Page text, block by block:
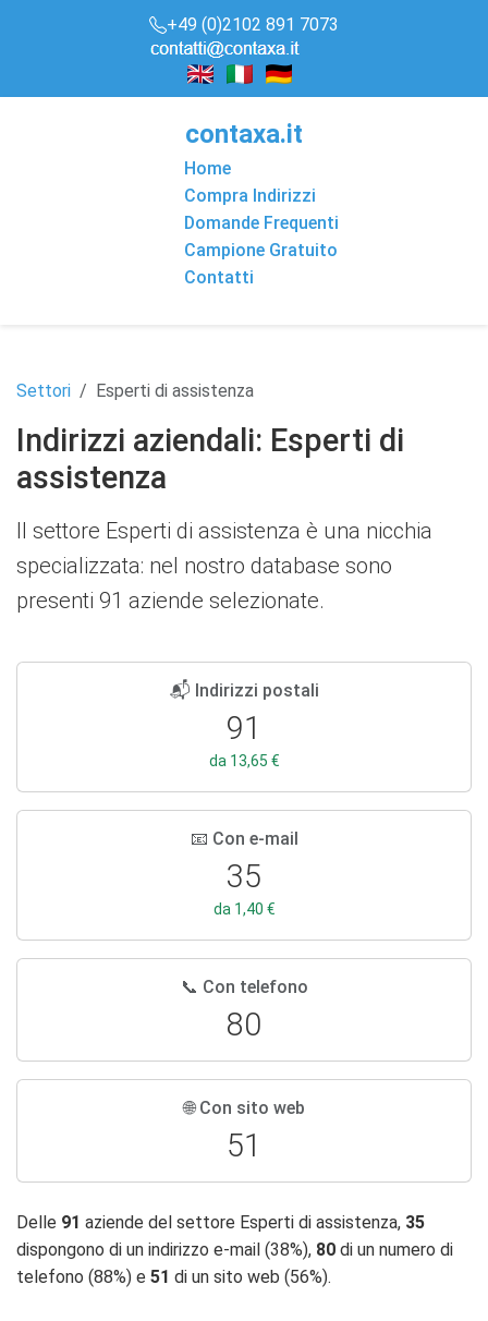
+49 (0)2102 891 7073
contaxa.it
Home
Compra Indirizzi
Domande Frequenti
Campione Gratuito
Contatti
Settori Esperti di assistenza
Indirizzi aziendali: Esperti di
assistenza
Il settore Esperti di assistenza è una nicchia
specializzata: nel nostro database sono
presenti 91 aziende selezionate.
📬 Indirizzi postali
91
da 13,65 €
📧 Con e-mail
35
da 1,40 €
📞 Con telefono
80
🌐 Con sito web
51
Delle 91 aziende del settore Esperti di assistenza, 35
dispongono di un indirizzo e-mail (38%), 80 di un numero di
telefono (88%) e 51 di un sito web (56%).